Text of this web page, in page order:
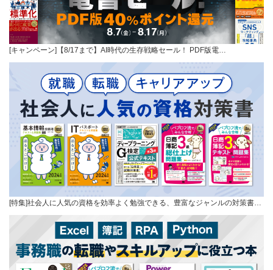
[キャンペーン]【8/17まで】AI時代の生存戦略セール！ PDF版電…
[特集]社会人に人気の資格を効率よく勉強できる、豊富なジャンルの対策書…